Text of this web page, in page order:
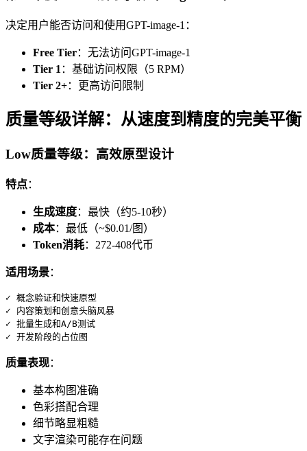
决定用户能否访问和使用GPT-image-1：
Free Tier：无法访问GPT-image-1
Tier 1 ：基础访问权限（5 RPM）
Tier 2+：更高访问限制
质量等级详解：从速度到精度的完美平衡
Low质量等级：高效原型设计
特点：
生成速度：最快（约5-10秒）
成本：最低（~$0.01/图）
Token消耗：272-408代币
适用场景：
✓ 概念验证和快速原型
✓ 内容策划和创意头脑风暴
✓ 批量生成和A/B测试
质量表现：
基本构图准确
色彩搭配合理
细节略显粗糙
文字渲染可能存在问题